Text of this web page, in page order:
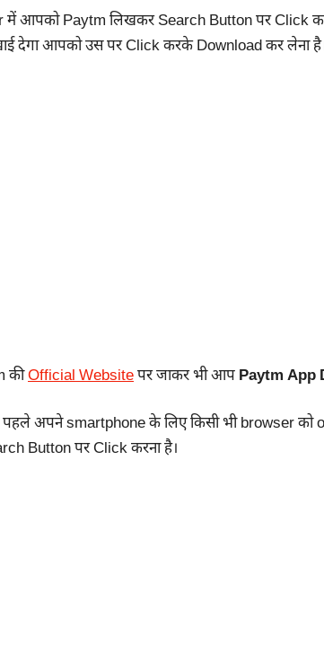
में आपको Paytm लिखकर Search Button पर Click
देगा आपको उस पर Click करके Download कर लेना
कीOfficial Websiteपर जाकर भी आप Paytm App
अपने smartphone के लिए किसी भी browser को
Button पर Click करना है।